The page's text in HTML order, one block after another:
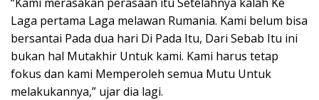
Laga pertama Laga melawan Rumania. Kami belum bisa
bersantai Pada dua hari Di Pada Itu, Dari Sebab Itu ini
bukan hal Mutakhir Untuk kami. Kami harus tetap
fokus dan kami Memperoleh semua Mutu Untuk
melakukannya,” ujar dia lagi.